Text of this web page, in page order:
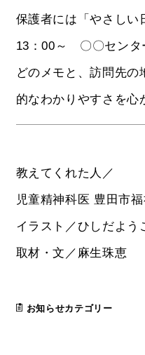
保護者には「やさし
13：00～ 〇〇セン
どのメモと、訪問先の
的なわかりやすさを心
教えてくれた人／
児童精神科医 豊田市
イラスト／ひしだよう
取材・文／麻生珠恵
お知らせカテゴリー